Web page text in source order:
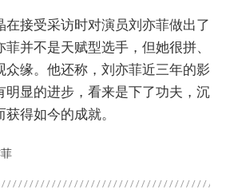
在接受采访时对演员刘亦菲做出了
并不是天赋型选手，但她很拼、
众缘。他还称，刘亦菲近三年的影
明显的进步，看来是下了功夫，沉
得如今的成就。